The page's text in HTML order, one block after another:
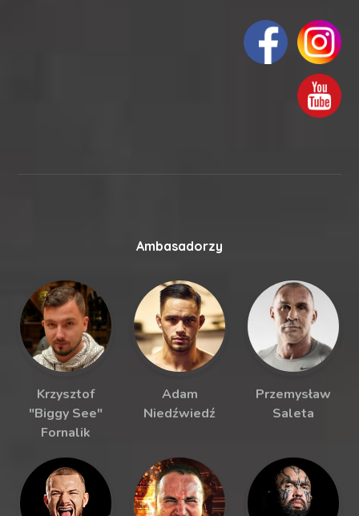
Ambasadorzy
Krzysztof
"Biggy See"
Fornalik
Adam
Niedźwiedź
Przemysław
Saleta